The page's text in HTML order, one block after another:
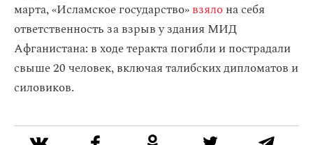
марта, «Исламское государство»взялона себя
ответственность за взрыв у здания МИД
Афганистана: в ходе теракта погибли и пострадали
свыше 20 человек, включая талибских дипломатов и
силовиков.